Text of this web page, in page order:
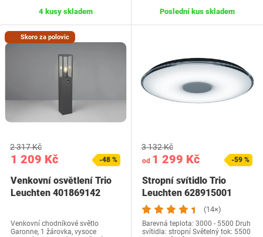
4 kusy skladem Poslední kus skladem
Skoro za polovic
1 209 Kč
2 317 Kč
-48 %
Venkovní osvětlení Trio
Leuchten 401869142
Venkovní chodníkové světlo
Garonne, 1 žárovka, vysoce
od 1 299 Kč
3 132 Kč
-59 %
Stropní svítidlo Trio
Leuchten 628915001
(14×)
Barevná teplota: 3000 - 5500 Druh
svítidla: stropní Světelný tok: 5500